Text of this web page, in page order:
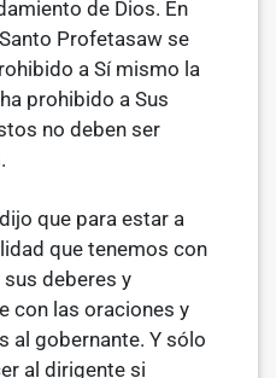
de Dios. En
Profetasaw se
a Sí mismo la
prohibido a Sus
no deben ser
que para estar a
que tenemos con
deberes y
con las oraciones y
al gobernante. Y sólo
al dirigente si